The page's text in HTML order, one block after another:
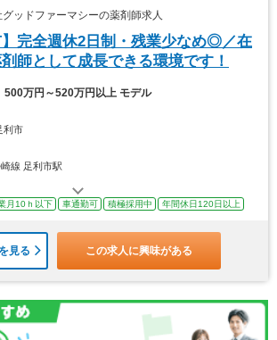
ッドファーマシーの薬剤師求人
】完全週休2日制・残業少なめ◎／在
師として成長できる環境です！
500万円～520万円以上 モデル
利市
線 足利市駅
月10ｈ以下 車通勤可 積極採用中 年間休日120日以上
見る この求人に興味がある